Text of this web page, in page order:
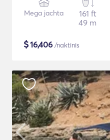
Mega jachta
161 ft
49 m
$16,406 /naktinis